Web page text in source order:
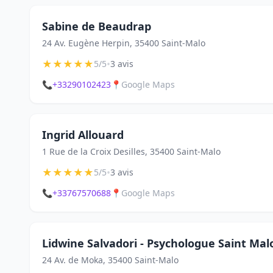
Sabine de Beaudrap
24 Av. Eugène Herpin, 35400 Saint-Malo
★★★★★5/5•3 avis
📞+33290102423 📍 Google Maps
Ingrid Allouard
1 Rue de la Croix Desilles, 35400 Saint-Malo
★★★★★5/5•3 avis
📞+33767570688 📍 Google Maps
Lidwine Salvadori - Psychologue Saint
24 Av. de Moka, 35400 Saint-Malo